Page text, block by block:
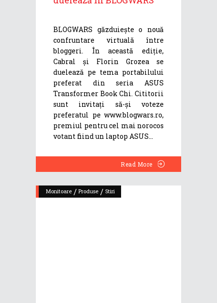
BLOGWARS găzduiește o nouă
confruntare virtuală între
bloggeri. În această ediție,
Cabral și Florin Grozea se
duelează pe tema portabilului
preferat din seria ASUS
Transformer Book Chi. Cititorii
sunt invitați să-și voteze
preferatul pe www.blogwars.ro,
premiul pentru cel mai norocos
votant fiind un laptop ASUS
Read More
Monitoare / Produse / Stiri